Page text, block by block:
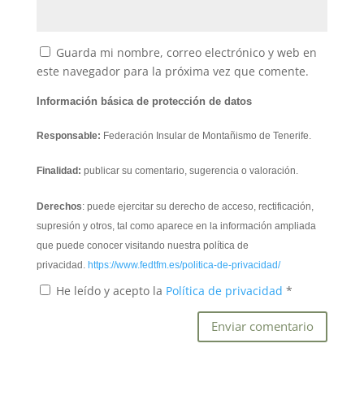
Guarda mi nombre, correo electrónico y web en
este navegador para la próxima vez que comente.
Información básica de protección de datos
Responsable: Federación Insular de Montañismo de Tenerife.
Finalidad: publicar su comentario, sugerencia o valoración.
Derechos: puede ejercitar su derecho de acceso, rectificación,
supresión y otros, tal como aparece en la información ampliada
que puede conocer visitando nuestra política de
privacidad. https://www.fedtfm.es/politica-de-privacidad/
He leído y acepto la Política de privacidad *